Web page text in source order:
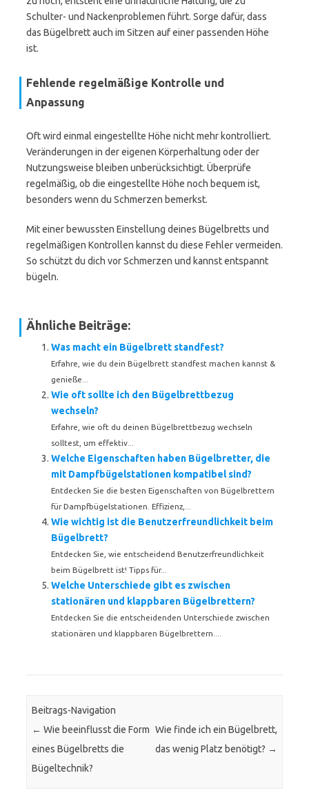
Schulter- und Nackenproblemen führt. Sorge dafür, dass
das Bügelbrett auch im Sitzen auf einer passenden Höhe
ist.
Fehlende regelmäßige Kontrolle und
Anpassung
Oft wird einmal eingestellte Höhe nicht mehr kontrolliert.
Veränderungen in der eigenen Körperhaltung oder der
Nutzungsweise bleiben unberücksichtigt. Überprüfe
regelmäßig, ob die eingestellte Höhe noch bequem ist,
besonders wenn du Schmerzen bemerkst.
Mit einer bewussten Einstellung deines Bügelbretts und
regelmäßigen Kontrollen kannst du diese Fehler vermeiden.
So schützt du dich vor Schmerzen und kannst entspannt
bügeln.
Ähnliche Beiträge:
Was macht ein Bügelbrett standfest?
Erfahre, wie du dein Bügelbrett standfest machen kannst &
genieße...
Wie oft sollte ich den Bügelbrettbezug
wechseln?
Erfahre, wie oft du deinen Bügelbrettbezug wechseln
solltest, um effektiv...
Welche Eigenschaften haben Bügelbretter, die
mit Dampfbügelstationen kompatibel sind?
Entdecken Sie die besten Eigenschaften von Bügelbrettern
für Dampfbügelstationen. Effizienz,...
Wie wichtig ist die Benutzerfreundlichkeit beim
Bügelbrett?
Entdecken Sie, wie entscheidend Benutzerfreundlichkeit
beim Bügelbrett ist! Tipps für...
Welche Unterschiede gibt es zwischen
stationären und klappbaren Bügelbrettern?
Entdecken Sie die entscheidenden Unterschiede zwischen
stationären und klappbaren Bügelbrettern....
Beitrags-Navigation
← Wie beeinflusst die Form
eines Bügelbretts die
Bügeltechnik?
Wie finde ich ein Bügelbrett,
das wenig Platz benötigt? →